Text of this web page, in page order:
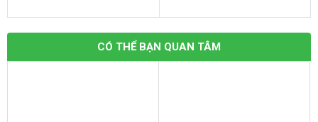
CÓ THỂ BẠN QUAN TÂM